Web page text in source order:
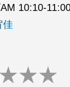
10:10-
佳
★★★